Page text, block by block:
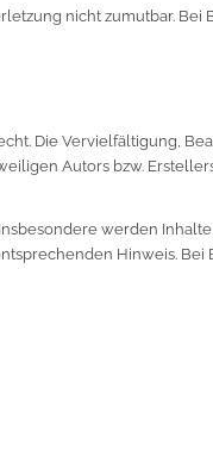
nicht zumutbar. Bei
Die Vervielfältigung,
Autors bzw.
werden
Hinweis. Bei